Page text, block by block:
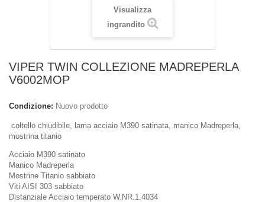
Visualizza
ingrandito
VIPER TWIN COLLEZIONE MADREPERLA
V6002MOP
Condizione: Nuovo prodotto
coltello chiudibile, lama acciaio M390 satinata, manico Madreperla,
mostrina titanio
Acciaio M390 satinato
Manico Madreperla
Mostrine Titanio sabbiato
Viti AISI 303 sabbiato
Distanziale Acciaio temperato W.NR.1.4034